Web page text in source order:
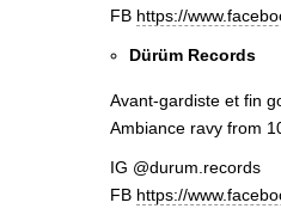
FB https://
Dürüm Records
Avant-gardiste et fin
Ambiance ravy from
IG @durum.records
FB https://